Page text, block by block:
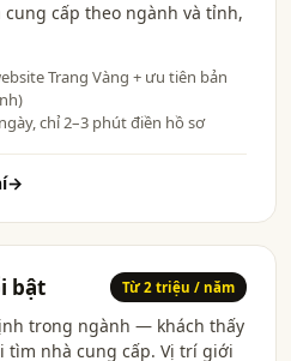
cấp theo ngành và tỉnh,
Trang Vàng + ưu tiên bản
chỉ 2–3 phút điền hồ sơ
→
bật Từ 2 triệu / năm
trong ngành — khách thấy
tìm nhà cung cấp. Vị trí giới